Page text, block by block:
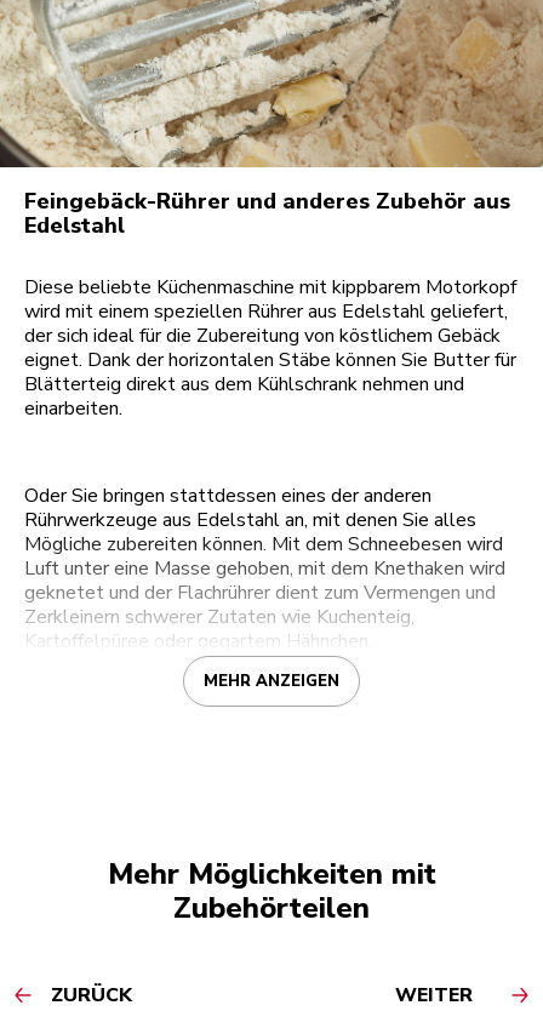
Feingebäck-Rührer und anderes Zubehör aus
Edelstahl
Diese beliebte Küchenmaschine mit kippbarem Motorkopf
wird mit einem speziellen Rührer aus Edelstahl geliefert,
der sich ideal für die Zubereitung von köstlichem Gebäck
eignet. Dank der horizontalen Stäbe können Sie Butter für
Blätterteig direkt aus dem Kühlschrank nehmen und
einarbeiten.
Oder Sie bringen stattdessen eines der anderen
Rührwerkzeuge aus Edelstahl an, mit denen Sie alles
Mögliche zubereiten können. Mit dem Schneebesen wird
Luft unter eine Masse gehoben, mit dem Knethaken wird
geknetet und der Flachrührer dient zum Vermengen und
Zerkleinern schwerer Zutaten wie Kuchenteig,
Kartoffelpüree oder gegartem Hähnchen.
MEHR ANZEIGEN
Mehr Möglichkeiten mit
Zubehörteilen
ZURÜCK WEITER